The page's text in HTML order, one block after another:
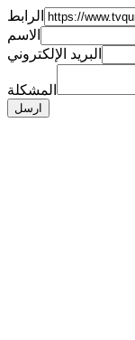
الرابط
الاسم
البريد الإلكتروني
المشكلة
ارسل